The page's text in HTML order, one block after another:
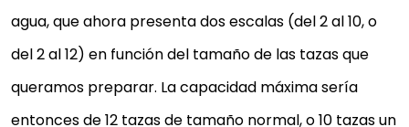
agua, que ahora presenta dos escalas (del 2 al 10, o
del 2 al 12) en función del tamaño de las tazas que
queramos preparar. La capacidad máxima sería
entonces de 12 tazas de tamaño normal, o 10 tazas un